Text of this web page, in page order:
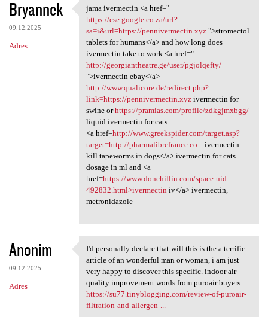
Bryannek
09.12.2025
Adres
jama ivermectin <a href="
jama ivermectin <a href="
https://cse.google.co.za/url?
sa=i&url=https://pennivermectin.xyz">stromectol
tablets for humans</a> and how long does
ivermectin take to work <a href="
http://georgiantheatre.ge/user/pgjolqefty/
">ivermectin ebay</a>
http://www.qualicore.de/redirect.php?
link=https://pennivermectin.xyzivermectin for
swine orhttps://pramias.com/profile/zdkgjmxbgg/
liquid ivermectin for cats
<a href=http://www.greekspider.com/target.asp?
target=http://pharmalibrefrance.co...
ivermectin
kill tapeworms in dogs</a> ivermectin for cats
dosage in ml and <a
href=https://www.donchillin.com/space-uid-
492832.html>ivermectin iv</a> ivermectin,
metronidazole
Anonim
09.12.2025
Adres
I'd personally declare that
I'd personally declare that will this is the a terrific
article of an wonderful man or woman, i am just
very happy to discover this specific. indoor air
quality improvement words from puroair buyers
https://su77.tinyblogging.com/review-of-puroair-
filtration-and-allergen-...